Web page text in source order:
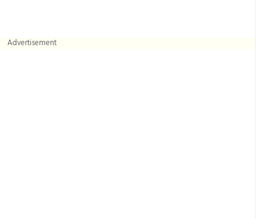
Advertisement